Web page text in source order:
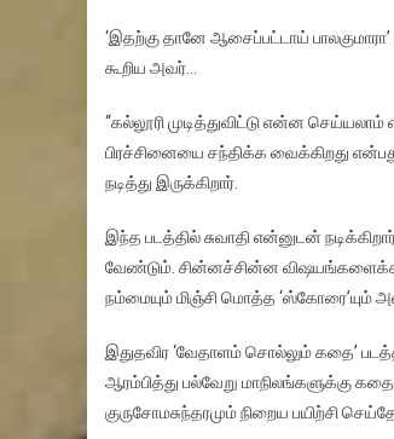
‘இதற்கு தானே ஆசைப்பட்டாய் பாலகுமாரா’
கூறிய அவர்…
‘‘கல்லூரி முடித்துவிட்டு என்ன
பிரச்சினையை சந்திக்க வைக்கிறது
நடித்து இருக்கிறார்.
இந்த படத்தில் சுவாதி என்னுடன்
வேண்டும். சின்னச்சின்ன
நம்மையும் மிஞ்சி மொத்த ‘ஸ்கோரை’யும்
இதுதவிர ‘வேதாளம் சொல்லும் கதை’
ஆரம்பித்து பல்வேறு மாநிலங்களுக்கு
குருசோமசுந்தரமும் நிறைய பயிற்சி